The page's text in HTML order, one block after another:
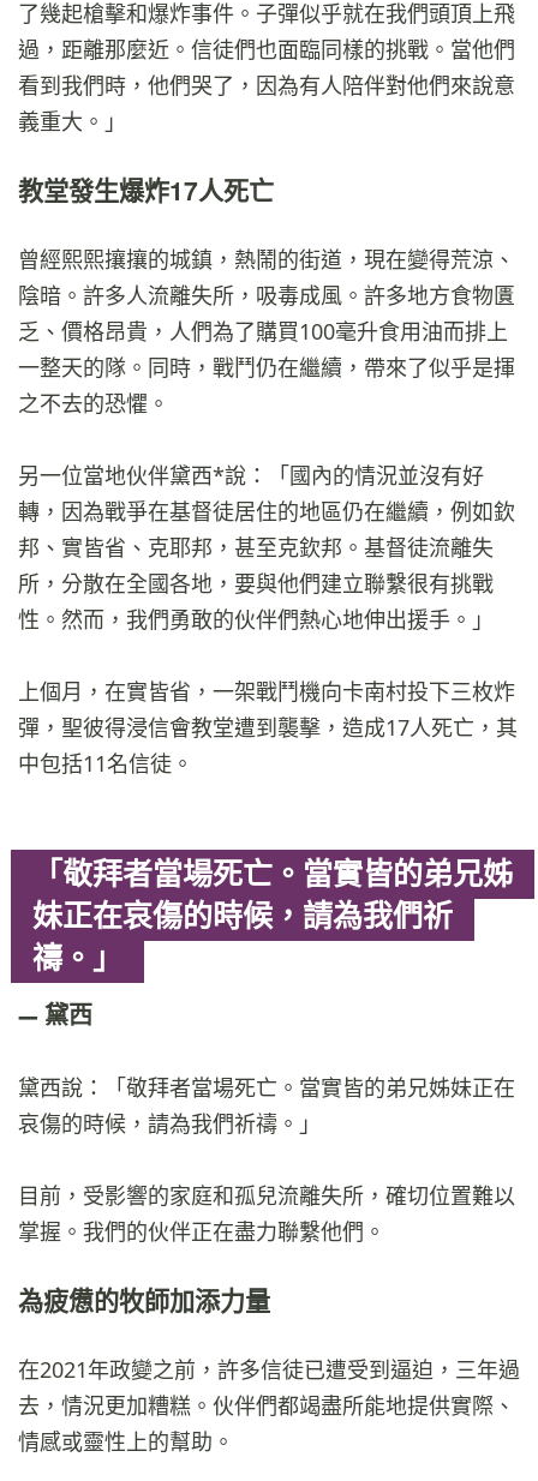
了幾起槍擊和爆炸事件。子彈似乎就在我們頭頂上飛
過，距離那麼近。信徒們也面臨同樣的挑戰。當他們
看到我們時，他們哭了，因為有人陪伴對他們來說意
義重大。」
教堂發生爆炸17人死亡
曾經熙熙攘攘的城鎮，熱鬧的街道，現在變得荒涼、
陰暗。許多人流離失所，吸毒成風。許多地方食物匱
乏、價格昂貴，人們為了購買100毫升食用油而排上
一整天的隊。同時，戰鬥仍在繼續，帶來了似乎是揮
之不去的恐懼。
另一位當地伙伴黛西*說：「國內的情況並沒有好
轉，因為戰爭在基督徒居住的地區仍在繼續，例如欽
邦、實皆省、克耶邦，甚至克欽邦。基督徒流離失
所，分散在全國各地，要與他們建立聯繫很有挑戰
性。然而，我們勇敢的伙伴們熱心地伸出援手。」
上個月，在實皆省，一架戰鬥機向卡南村投下三枚炸
彈，聖彼得浸信會教堂遭到襲擊，造成17人死亡，其
中包括11名信徒。
「敬拜者當場死亡。當實皆的弟兄姊
妹正在哀傷的時候，請為我們祈
禱。」
黛西
黛西說：「敬拜者當場死亡。當實皆的弟兄姊妹正在
哀傷的時候，請為我們祈禱。」
目前，受影響的家庭和孤兒流離失所，確切位置難以
掌握。我們的伙伴正在盡力聯繫他們。
為疲憊的牧師加添力量
在2021年政變之前，許多信徒已遭受到逼迫，三年過
去，情況更加糟糕。伙伴們都竭盡所能地提供實際、
情感或靈性上的幫助。